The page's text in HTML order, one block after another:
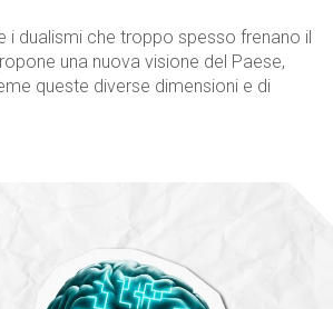
i dualismi che troppo spesso frenano il
una nuova visione del Paese,
queste diverse dimensioni e di